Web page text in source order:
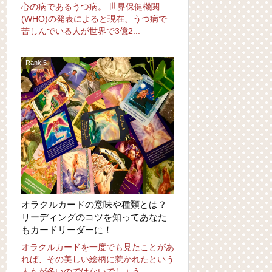
心の病であるうつ病。 世界保健機関
(WHO)の発表によると現在、うつ病で
苦しんでいる人が世界で3億2...
オラクルカードの意味や種類とは？
リーディングのコツを知ってあなた
もカードリーダーに！
オラクルカードを一度でも見たことがあ
れば、その美しい絵柄に惹かれたという